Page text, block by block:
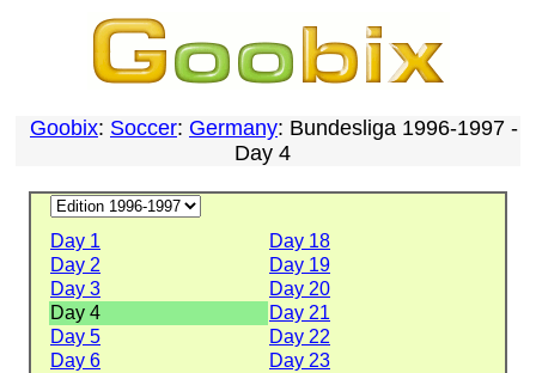
Goobix: Soccer: Germany: Bundesliga 1996-1997 -
Day 4
Day 1
Day 18
Day 2
Day 19
Day 3
Day 20
Day 4
Day 21
Day 5
Day 22
Day 6
Day 23